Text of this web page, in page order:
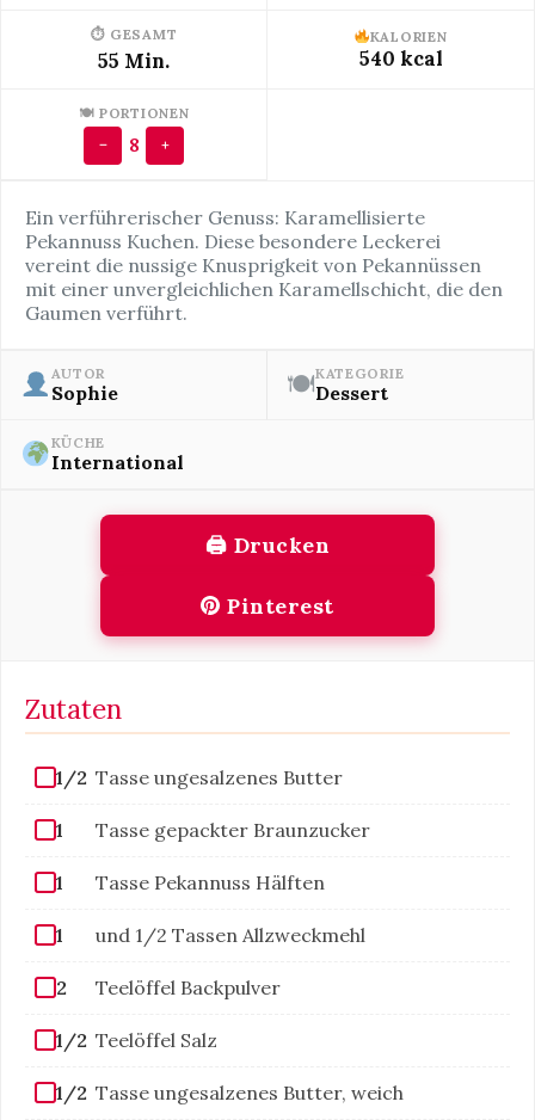
⏱ GESAMT
55 Min.
KALORIEN
540 kcal
🍽 PORTIONEN
− 8 +
Ein verführerischer Genuss: Karamellisierte
Pekannuss Kuchen. Diese besondere Leckerei
vereint die nussige Knusprigkeit von Pekannüssen
mit einer unvergleichlichen Karamellschicht, die den
Gaumen verführt.
AUTOR
Sophie 🍽KATEGORIE
Dessert
KÜCHE
International
🖨 Drucken
Pinterest
Zutaten
1/2 Tasse ungesalzenes Butter
1 Tasse gepackter Braunzucker
1 Tasse Pekannuss Hälften
1 und 1/2 Tassen Allzweckmehl
2 Teelöffel Backpulver
1/2 Teelöffel Salz
1/2 Tasse ungesalzenes Butter, weich